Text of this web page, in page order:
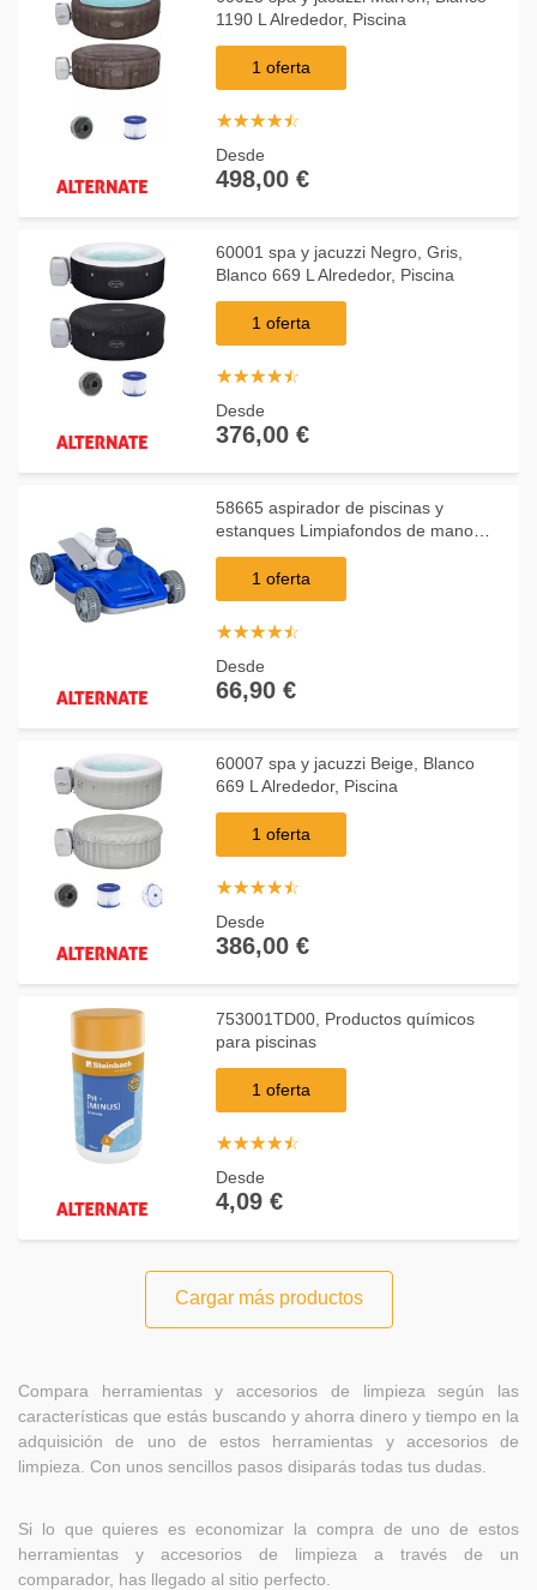
1190 L Alrededor, Piscina
1 oferta
☆☆☆☆☆
★★★★★
Desde
498,00 €
60001 spa y jacuzzi Negro, Gris,
Blanco 669 L Alrededor, Piscina
1 oferta
☆☆☆☆☆
★★★★★
Desde
376,00 €
58665 aspirador de piscinas y
estanques Limpiafondos de mano
para piscina, Robot de limpieza
1 oferta
☆☆☆☆☆
★★★★★
Desde
66,90 €
60007 spa y jacuzzi Beige, Blanco
669 L Alrededor, Piscina
1 oferta
☆☆☆☆☆
★★★★★
Desde
386,00 €
753001TD00, Productos químicos
para piscinas
1 oferta
☆☆☆☆☆
★★★★★
Desde
4,09 €
Cargar más productos
Compara herramientas y accesorios de limpieza según las
características que estás buscando y ahorra dinero y tiempo en la
adquisición de uno de estos herramientas y accesorios de
limpieza. Con unos sencillos pasos disiparás todas tus dudas.
Si lo que quieres es economizar la compra de uno de estos
herramientas y accesorios de limpieza a través de un
comparador, has llegado al sitio perfecto.